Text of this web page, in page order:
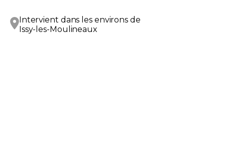
Intervient dans les environs de
Issy-les-Moulineaux